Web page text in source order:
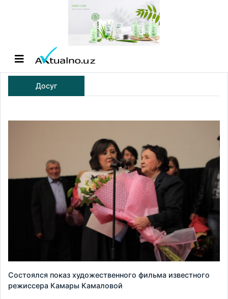
Досуг
Cостоялся показ художественного фильма известного
режиссера Камары Камаловой